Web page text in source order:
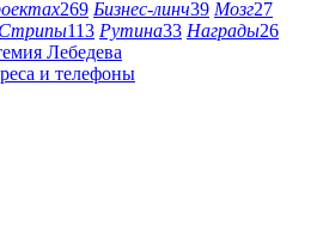
269 Бизнес-линч39 Мозг27
Стрипы113 Рутина33 Награды26
Лебедева
и телефоны